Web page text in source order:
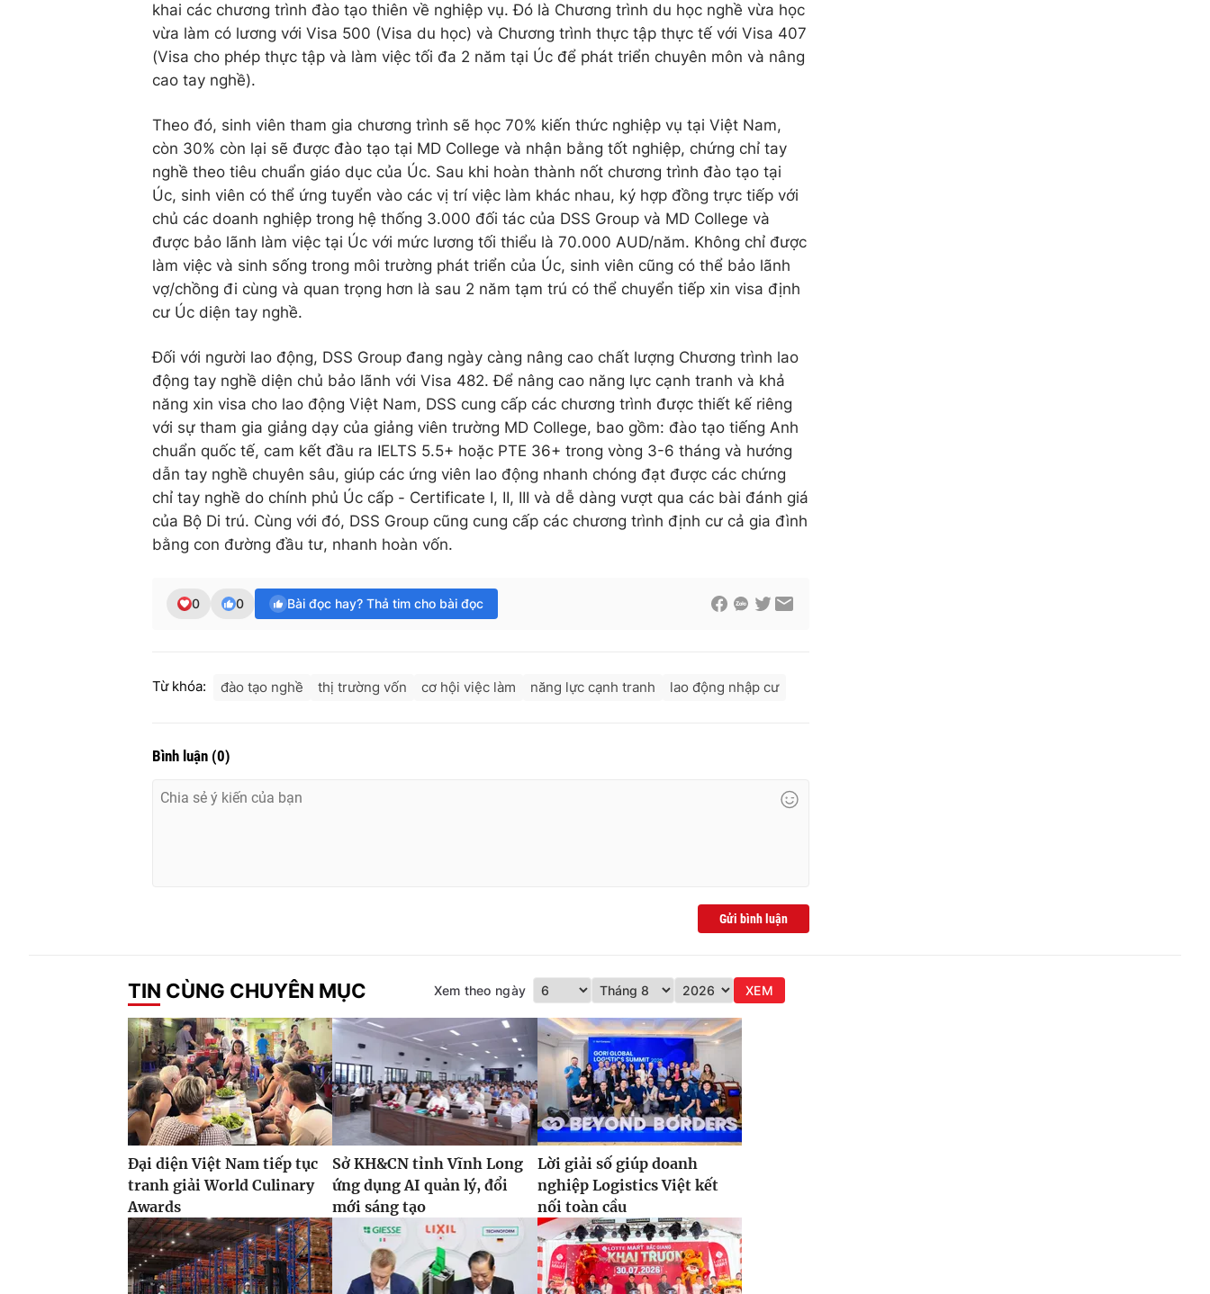
khai các chương trình đào tạo thiên về nghiệp vụ. Đó là Chương trình du học nghề vừa học
vừa làm có lương với Visa 500 (Visa du học) và Chương trình thực tập thực tế với Visa 407
(Visa cho phép thực tập và làm việc tối đa 2 năm tại Úc để phát triển chuyên môn và nâng
cao tay nghề).
Theo đó, sinh viên tham gia chương trình sẽ học 70% kiến thức nghiệp vụ tại Việt Nam,
còn 30% còn lại sẽ được đào tạo tại MD College và nhận bằng tốt nghiệp, chứng chỉ tay
nghề theo tiêu chuẩn giáo dục của Úc. Sau khi hoàn thành nốt chương trình đào tạo tại
Úc, sinh viên có thể ứng tuyển vào các vị trí việc làm khác nhau, ký hợp đồng trực tiếp với
chủ các doanh nghiệp trong hệ thống 3.000 đối tác của DSS Group và MD College và
được bảo lãnh làm việc tại Úc với mức lương tối thiểu là 70.000 AUD/năm. Không chỉ được
làm việc và sinh sống trong môi trường phát triển của Úc, sinh viên cũng có thể bảo lãnh
vợ/chồng đi cùng và quan trọng hơn là sau 2 năm tạm trú có thể chuyển tiếp xin visa định
cư Úc diện tay nghề.
Đối với người lao động, DSS Group đang ngày càng nâng cao chất lượng Chương trình lao
động tay nghề diện chủ bảo lãnh với Visa 482. Để nâng cao năng lực cạnh tranh và khả
năng xin visa cho lao động Việt Nam, DSS cung cấp các chương trình được thiết kế riêng
với sự tham gia giảng dạy của giảng viên trường MD College, bao gồm: đào tạo tiếng Anh
chuẩn quốc tế, cam kết đầu ra IELTS 5.5+ hoặc PTE 36+ trong vòng 3-6 tháng và hướng
dẫn tay nghề chuyên sâu, giúp các ứng viên lao động nhanh chóng đạt được các chứng
chỉ tay nghề do chính phủ Úc cấp - Certificate I, II, III và dễ dàng vượt qua các bài đánh giá
của Bộ Di trú. Cùng với đó, DSS Group cũng cung cấp các chương trình định cư cả gia đình
bằng con đường đầu tư, nhanh hoàn vốn.
0 0 Bài đọc hay? Thả tim cho bài đọc
Từ khóa: đào tạo nghề thị trường vốn cơ hội việc làm năng lực cạnh tranh lao động nhập cư
Bình luận (0)
Gửi bình luận
TIN CÙNG CHUYÊN MỤC Xem theo ngày XEM
Đại diện Việt Nam tiếp tục
tranh giải World Culinary
Awards
Sở KH&CN tỉnh Vĩnh Long
ứng dụng AI quản lý, đổi
mới sáng tạo
Lời giải số giúp doanh
nghiệp Logistics Việt kết
nối toàn cầu